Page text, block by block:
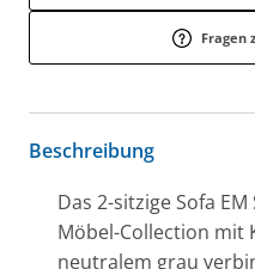
Fragen
Beschreibung
Das 2-sitzige Sofa
Möbel-Collection mit
neutralem grau